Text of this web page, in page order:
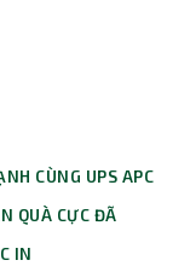
CÙNG UPS APC
QUÀ CỰC ĐÃ
IN